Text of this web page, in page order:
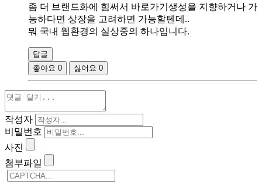
좀 더 브랜드화에 힘써서 바로가기생성을 지향하거나 가
능하다면 상장을 고려하면 가능할텐데..
뭐 국내 웹환경의 실상중의 하나입니다.
답글
좋아요 0 싫어요 0
작성자
비밀번호
사진
첨부파일